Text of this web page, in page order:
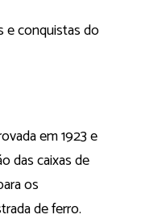
e conquistas do
em 1923 e
das caixas de
os
de ferro.